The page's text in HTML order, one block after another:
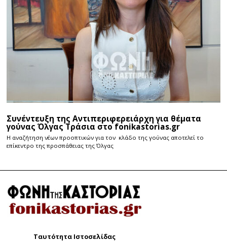
Συνέντευξη της Αντιπεριφερειάρχη για θέματα
γούνας Όλγας Τράσια στο fonikastorias.gr
Η αναζήτηση νέων προοπτικών για τον κλάδο της γούνας αποτελεί το
επίκεντρο της προσπάθειας της Όλγας
Ταυτότητα Ιστοσελίδας